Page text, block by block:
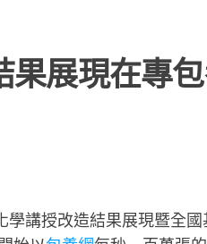
果展現在專
學講授改造結果展現暨全國